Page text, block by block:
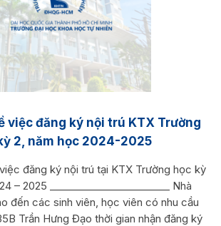
việc đăng ký nội trú KTX Trường
2, năm học 2024-2025
đăng ký nội trú tại KTX Trường học kỳ
– 2025 ________________________ Nhà
đến các sinh viên, học viên có nhu cầu
Trần Hưng Đạo thời gian nhận đăng ký